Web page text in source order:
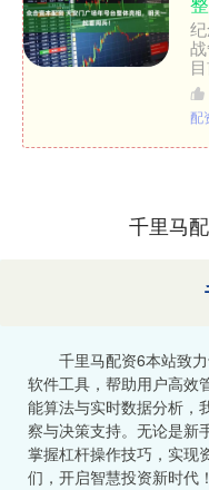
配
千里马
千里马配资6本站致
软件工具，帮助用户高效
能算法与实时数据分析，
察与决策支持。无论是新
掌握杠杆操作技巧，实现
们，开启智慧投资新时代！